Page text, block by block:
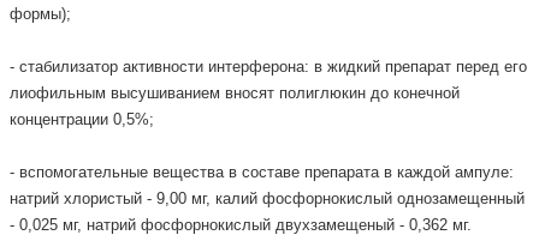
формы);
- стабилизатор активности интерферона: в жидкий препарат перед его
лиофильным высушиванием вносят полиглюкин до конечной
концентрации 0,5%;
- вспомогательные вещества в составе препарата в каждой ампуле:
натрий хлористый - 9,00 мг, калий фосфорнокислый однозамещенный
- 0,025 мг, натрий фосфорнокислый двухзамещеный - 0,362 мг.